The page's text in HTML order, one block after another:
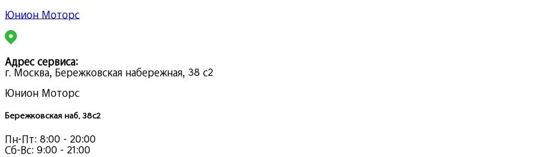
Юнион Моторс
Адрес сервиса:
г. Москва, Бережковская набережная, 38 с2
Юнион Моторс
Бережковская наб. 38с2
Пн-Пт: 8:00 - 20:00
Сб-Вс: 9:00 - 21:00